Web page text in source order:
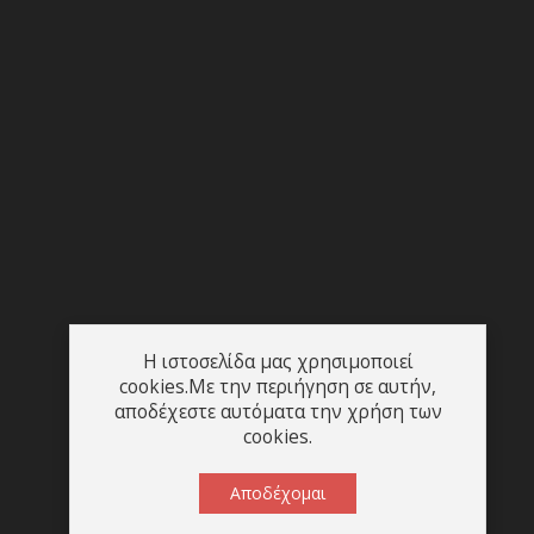
Η ιστοσελίδα μας χρησιμοποιεί
cookies.Με την περιήγηση σε αυτήν,
αποδέχεστε αυτόματα την χρήση των
cookies.
Αποδέχομαι